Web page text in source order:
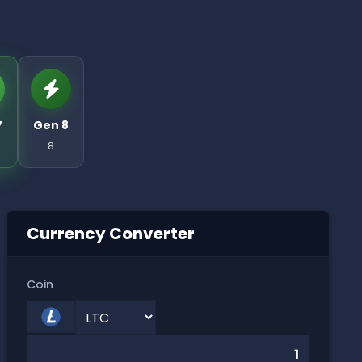
Gen 8
8
Currency Converter
Coin